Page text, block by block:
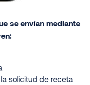
se envían mediante
solicitud de receta